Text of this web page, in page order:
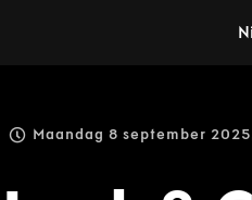
Maandag 8 september